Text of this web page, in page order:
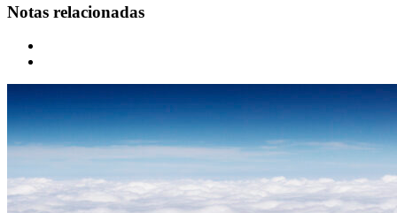
Notas relacionadas